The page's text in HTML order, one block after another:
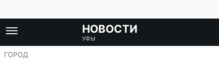
НОВОСТИ
УФЫ
ГОРОД